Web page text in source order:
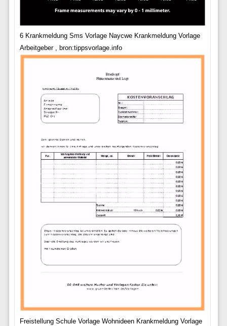
6 Krankmeldung Sms Vorlage Naycwe Krankmeldung Vorlage
Arbeitgeber , bron:tippsvorlage.info
Freistellung Schule Vorlage Wohnideen Krankmeldung Vorlage